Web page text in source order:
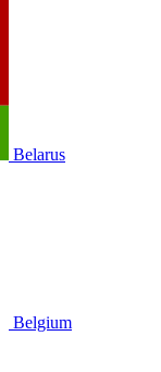
Belarus
Belgium